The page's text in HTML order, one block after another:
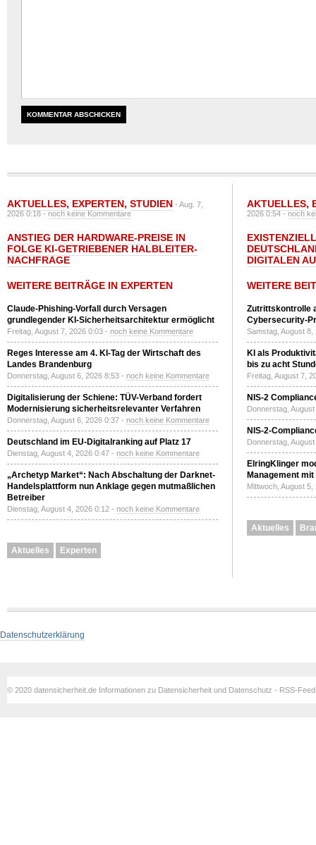
AKTUELLES, EXPERTEN, STUDIEN - Aug. 7,
2026 0:18 -noch keine Kommentare
ANSTIEG DER HARDWARE-PREISE IN
FOLGE KI-GETRIEBENER HALBLEITER-
NACHFRAGE
WEITERE BEITRÄGE IN EXPERTEN
Claude-Phishing-Vorfall durch Versagen
grundlegender KI-Sicherheitsarchitektur ermöglicht
Freitag, August 7, 2026 0:03 - noch keine Kommentare
Reges Interesse am 4. KI-Tag der Wirtschaft des
Landes Brandenburg
Donnerstag, August 6, 2026 8:53 - noch keine Kommentare
Digitalisierung der Schiene: TÜV-Verband fordert
Modernisierung sicherheitsrelevanter Verfahren
Donnerstag, August 6, 2026 0:37 - noch keine Kommentare
Deutschland im EU-Digitalranking auf Platz 17
Dienstag, August 4, 2026 0:47 - noch keine Kommentare
„Archetyp Market“: Nach Abschaltung der Darknet-
Handelsplattform nun Anklage gegen mutmaßlichen
Betreiber
Dienstag, August 4, 2026 0:12 - noch keine Kommentare
Aktuelles Experten
AKTUELLES,
2026 0:54 -noch
DIGITALEN
WEITERE
Zutrittskontrolle
Cybersecurity-
Samstag, August
KI als
bis zu acht
Freitag, August 7,
NIS-2
Donnerstag,
NIS-2-
Donnerstag,
ElringKlinger
Management
Mittwoch, August
Aktuelles
Datenschutzerklärung
© 2020 datensicherheit.de Informationen zu Datensicherheit und Datenschutz - RSS-